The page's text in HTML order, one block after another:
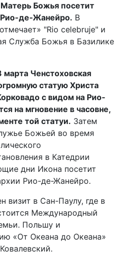
Божья посетит
де-Жанейро. В
"Rio celebruje" и
Служба Божья в Базилике
Ченстоховская
статую Христа
с видом на Рио-
на мгновение в часовне,
той статуи. Затем
Божьей во время
в Катедрии
дни Икона посетит
Рио-де-Жанейро.
визит в Сан-Паулу, где в
Международный
Польшу и
«От Океана до Океана»